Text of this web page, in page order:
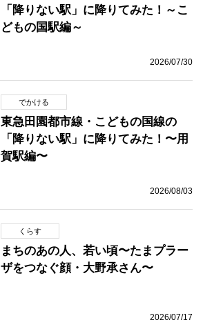
「降りない駅」に降りてみた！～こ
どもの国駅編～
2026/07/30
でかける
東急田園都市線・こどもの国線の
「降りない駅」に降りてみた！〜用
賀駅編〜
2026/08/03
くらす
まちのあの人、若い頃〜たまプラー
ザをつなぐ顔・大野承さん〜
2026/07/17